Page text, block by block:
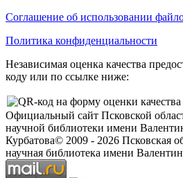
Соглашение об использовании
Политика конфиденциальности
Независимая оценка качества
коду или по ссылке ниже:
Официальный сайт Псковской
научной библиотеки имени
Курбатова© 2009 - 2026 Псковская
научная библиотека имени